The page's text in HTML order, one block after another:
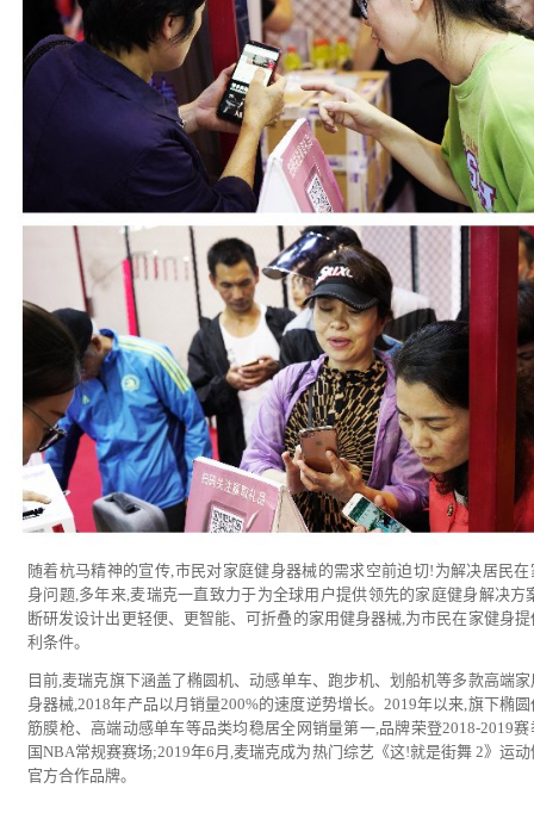
随着杭马精神的宣传,市民对家庭健身器械的需求空前迫切!为解决居民在
身问题,多年来,麦瑞克一直致力于为全球用户提供领先的家庭健身解决方
断研发设计出更轻便、更智能、可折叠的家用健身器械,为市民在家健身提
利条件。
目前,麦瑞克旗下涵盖了椭圆机、动感单车、跑步机、划船机等多款高端家
身器械,2018年产品以月销量200%的速度逆势增长。2019年以来,旗下椭圆
筋膜枪、高端动感单车等品类均稳居全网销量第一,品牌荣登2018-2019赛
国NBA常规赛赛场;2019年6月,麦瑞克成为热门综艺《这!就是街舞 2》运动
官方合作品牌。